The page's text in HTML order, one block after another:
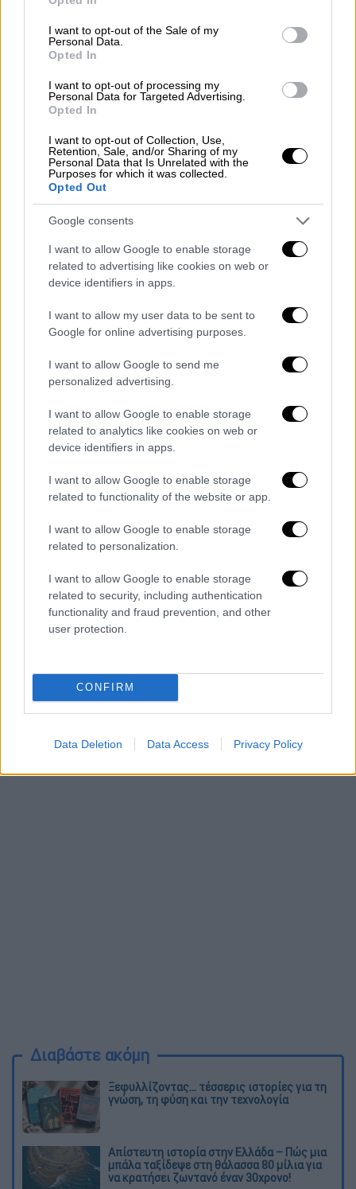
use your data for below specified purposes in below Google
consent section.
I want to opt-out of the Sale of my
Personal Data.
Opted In
I want to opt-out of processing my
Personal Data for Targeted Advertising.
Opted In
I want to opt-out of Collection, Use,
Retention, Sale, and/or Sharing of my
Personal Data that Is Unrelated with the
Purposes for which it was collected.
Opted Out
Google consents
I want to allow Google to enable storage
related to advertising like cookies on web or
device identifiers in apps.
I want to allow my user data to be sent to
Google for online advertising purposes.
I want to allow Google to send me
personalized advertising.
I want to allow Google to enable storage
related to analytics like cookies on web or
device identifiers in apps.
I want to allow Google to enable storage
related to functionality of the website or app.
I want to allow Google to enable storage
related to personalization.
I want to allow Google to enable storage
related to security, including authentication
functionality and fraud prevention, and other
user protection.
CONFIRM
Data Deletion Data Access Privacy Policy
και καιρό, αφού είχαν βρεθεί αρκετές φορές
παρελθόν
Εκείνο το βράδυ, το κορίτσι φέρεται να είχε
δηλώσει ότι δεν συνέβη τίποτα
ανησυχητικό, αρχικά, όμως κάποια στιγμή
εμφανίστηκανδύο Ρομά, οι οποίοι έκαναν
χρήση ναρκωτικών. Από εκεί και πέρα, τα
πράγματα ξέφυγαν, με έναν από τους άνδρες
να την κρατά με τη βία, την ώρα που ο άλλος
τη βίαζε, ενώ στη συνέχεια η ανήλικη
κατέθεσε ότι ένας από τους τέσσερις
παρόντες δεν συμμετείχε στην πράξη. Η
επιβεβαίωσε τον
βιασμό.
Δύο από τους φερόμενους δράστες είναι
με ποινικό παρελθόν, για υποθέσεις
κατά της μητέρας τους, για παραμέληση
εποπτείας ανηλίκων. Το
συζήτησης, αφού εξετάζονται οι συνθήκες
που επέτρεψαν σε ανηλίκους να κινούνται
ανεξέλεγκτα και να εμπλέκονται σε τέτοια
εγκλήματα.
14χρονηοδηγήθηκε σπίτι της, όπου την
περίμενε παιδοψυχολόγος, ώστε να της
προσφέρειβοήθεια.
Διαβάστε ακόμη
Ξεφυλλίζοντας... τέσσερις ιστορίες για τη
γνώση, τη φύση και την τεχνολογία
Απίστευτη ιστορία στην Ελλάδα – Πώς μια
μπάλα ταξίδεψε στη θάλασσα 80 μίλια για
να κρατήσει ζωντανό έναν 30χρονο!